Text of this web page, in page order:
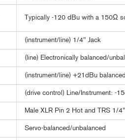
Typically -120 dBu with a 150Ω
(instrument/line) 1/4" Jack
(line) Electronically balanced/
(instrument/line) +21dBu
(drive control) Line/Instrument:
Male XLR Pin 2 Hot and TRS 1/4"
Servo-balanced/unbalanced